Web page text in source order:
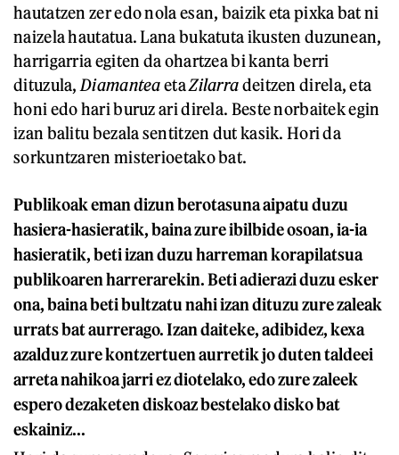
hautatzen zer edo nola esan, baizik eta pixka bat ni
naizela hautatua. Lana bukatuta ikusten duzunean,
harrigarria egiten da ohartzea bi kanta berri
dituzula, DiamanteaetaZilarradeitzen direla, eta
honi edo hari buruz ari direla. Beste norbaitek egin
izan balitu bezala sentitzen dut kasik. Hori da
sorkuntzaren misterioetako bat.
Publikoak eman dizun berotasuna aipatu duzu
hasiera-hasieratik, baina zure ibilbide osoan, ia-ia
hasieratik, beti izan duzu harreman korapilatsua
publikoaren harrerarekin. Beti adierazi duzu esker
ona, baina beti bultzatu nahi izan dituzu zure zaleak
urrats bat aurrerago. Izan daiteke, adibidez, kexa
azalduz zure kontzertuen aurretik jo duten taldeei
arreta nahikoa jarri ez diotelako, edo zure zaleek
espero dezaketen diskoaz bestelako disko bat
eskainiz...